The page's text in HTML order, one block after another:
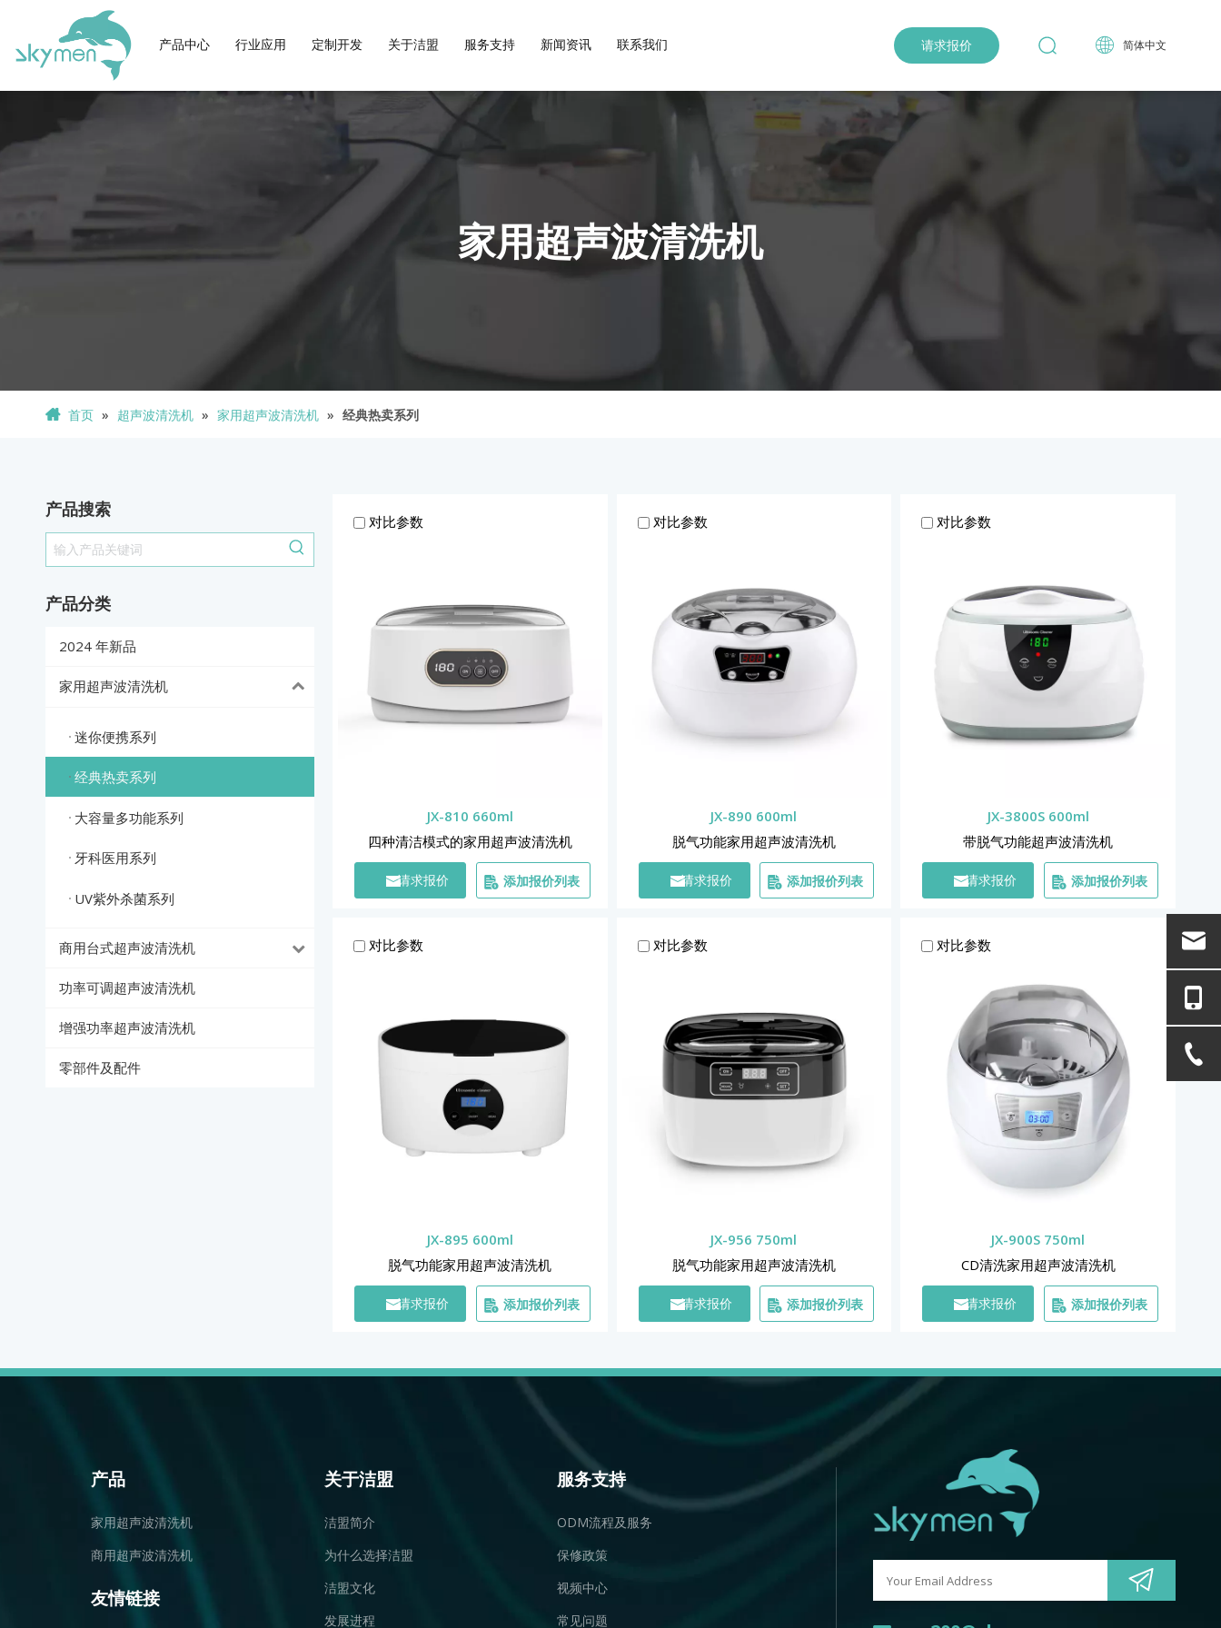
产品中心
ZX-A7 550ml ZX-812 660ml
经典热卖系列 迷你便携系列 多功能系列 牙科医用系列 UV紫外线杀菌系列
商用台式超声波清洗机
行业应用
框架眼镜/隐形眼镜/鼻托 假牙/保持器/牙科工具
玻璃器皿/医疗器械/电子元气件
引擎零件/电动工具/喷油器
寻找产品
进入产品中心 >
联系我们
pm200@skymen.cn
定制开发
ODM流程及服务
关于洁盟
洁盟文化
寻找产品
进入产品中心 >
联系我们
pm200@skymen.cn
服务支持
寻找产品
进入产品中心 >
联系我们
pm200@skymen.cn
新闻资讯
洁盟资讯
寻找产品
进入产品中心 >
联系我们
pm200@skymen.cn
联系我们
工作地址
寻找产品
进入产品中心 >
联系我们
pm200@skymen.cn
请求报价 简体中文
家用超声波清洗机
首页 » 超声波清洗机 » 家用超声波清洗机 » 经典热卖系列
产品搜索
产品分类
2024 年新品
家用超声波清洗机
迷你便携系列
经典热卖系列
大容量多功能系列
牙科医用系列
UV紫外杀菌系列
商用台式超声波清洗机
功率可调超声波清洗机
增强功率超声波清洗机
零部件及配件
对比参数
JX-810 660ml
四种清洁模式的家用超声波清洗机
请求报价 添加报价列表
对比参数
JX-890 600ml
脱气功能家用超声波清洗机
请求报价 添加报价列表
对比参数
JX-3800S 600ml
带脱气功能超声波清洗机
请求报价 添加报价列表
对比参数
JX-895 600ml
脱气功能家用超声波清洗机
请求报价 添加报价列表
对比参数
JX-956 750ml
脱气功能家用超声波清洗机
请求报价 添加报价列表
对比参数
JX-900S 750ml
CD清洗家用超声波清洗机
请求报价 添加报价列表
产品
家用超声波清洗机
商用超声波清洗机
友情链接
关于洁盟
洁盟简介
为什么选择洁盟
洁盟文化
发展进程
服务支持
ODM流程及服务
保修政策
视频中心
常见问题